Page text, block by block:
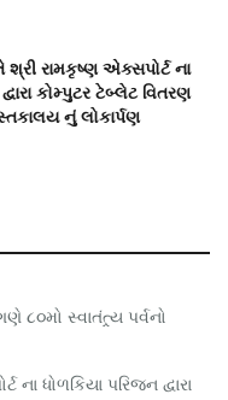
શ્રી રામકૃષ્ણ એક્સપોર્ટ ના
કોમ્પુટર ટેબ્લેટ વિતરણ
નું લોકાર્પણ
સ્વાતંત્ર્ય પર્વનો
ના ધોળકિયા પરિજન દ્વારા